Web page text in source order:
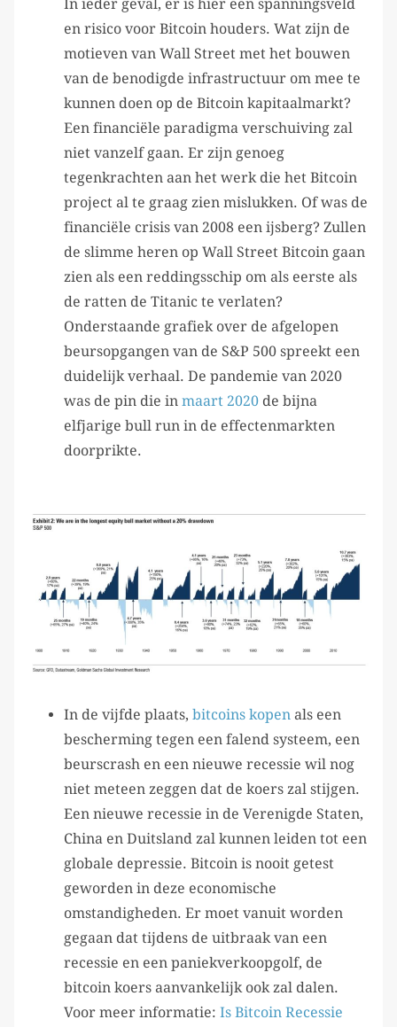
In ieder geval, er is hier een spanningsveld
en risico voor Bitcoin houders. Wat zijn de
motieven van Wall Street met het bouwen
van de benodigde infrastructuur om mee te
kunnen doen op de Bitcoin kapitaalmarkt?
Een financiële paradigma verschuiving zal
niet vanzelf gaan. Er zijn genoeg
tegenkrachten aan het werk die het Bitcoin
project al te graag zien mislukken. Of was de
financiële crisis van 2008 een ijsberg? Zullen
de slimme heren op Wall Street Bitcoin gaan
zien als een reddingsschip om als eerste als
de ratten de Titanic te verlaten?
Onderstaande grafiek over de afgelopen
beursopgangen van de S&P 500 spreekt een
duidelijk verhaal. De pandemie van 2020
was de pin die in maart 2020 de bijna
elfjarige bull run in de effectenmarkten
doorprikte.
In de vijfde plaats, bitcoins kopen als een
bescherming tegen een falend systeem, een
beurscrash en een nieuwe recessie wil nog
niet meteen zeggen dat de koers zal stijgen.
Een nieuwe recessie in de Verenigde Staten,
China en Duitsland zal kunnen leiden tot een
globale depressie. Bitcoin is nooit getest
geworden in deze economische
omstandigheden. Er moet vanuit worden
gegaan dat tijdens de uitbraak van een
recessie en een paniekverkoopgolf, de
bitcoin koers aanvankelijk ook zal dalen.
Voor meer informatie: Is Bitcoin Recessie